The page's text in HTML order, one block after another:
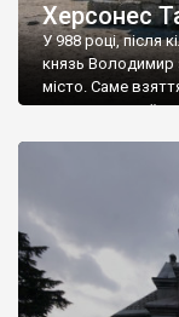
Херсонес
У 988 році, після
князь Володимир
місто. Саме
диктувати свої
Херсонесі
А потім було